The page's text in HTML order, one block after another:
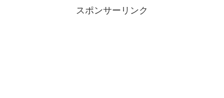
スポンサーリンク